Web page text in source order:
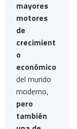
mayores
motores
de
crecimient
o
económico
del mundo
moderno,
pero
también